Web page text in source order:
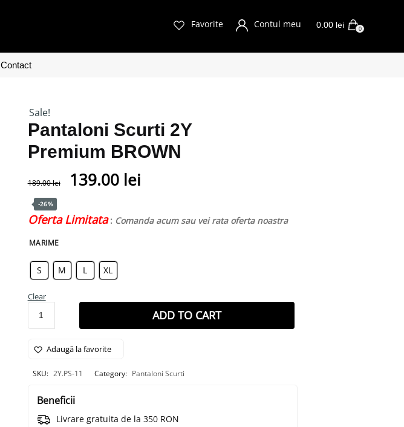
Favorite Contul meu 0.00 lei 0
Contact
Sale!
Pantaloni Scurti 2Y
Premium BROWN
189.00lei 139.00 lei
-26%
Oferta Limitata : Comanda acum sau vei rata oferta noastra
MARIME
S M L XL
Clear
ADD TO CART
Adaugă la favorite
SKU: 2Y.PS-11 Category: Pantaloni Scurti
Beneficii
Livrare gratuita de la 350 RON